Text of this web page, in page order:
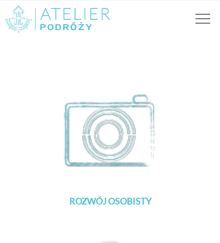
ROZWÓJ OSOBISTY